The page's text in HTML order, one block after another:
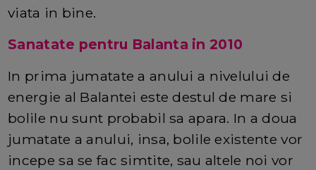
viata in bine.
Sanatate pentru Balanta in 2010
In prima jumatate a anului a nivelului de
energie al Balantei este destul de mare si
bolile nu sunt probabil sa apara. In a doua
jumatate a anului, insa, bolile existente vor
incepe sa se fac simtite, sau altele noi vor